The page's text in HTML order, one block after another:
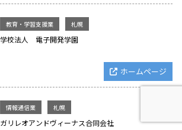
教育・学習支援業 札幌
学校法人 電子開発学園
ホームページ
情報通信業 札幌
ガリレオアンドヴィーナス合同会社